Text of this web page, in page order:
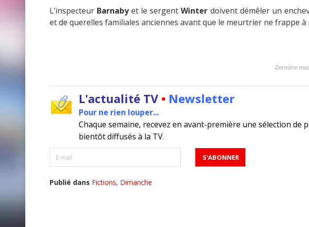
L’inspecteur Barnabyet le sergentWinter doivent démêler un
et de querelles familiales anciennes avant que le meurtrier ne frappe à
Dernière
L'actualité TV • Newsletter
Pour ne rien louper...
Chaque semaine, recevez en avant-première une sélection de
bientôt diffusés à la TV.
Publié dans Fictions, Dimanche